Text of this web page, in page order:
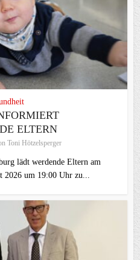
ELTERN
Toni Hötzelsperger
lädt werdende Eltern am
2026 um 19:00 Uhr zu...